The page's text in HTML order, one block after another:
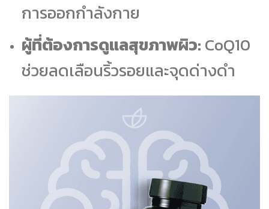
การออกกำลังกาย
ผู้ที่ต้องการดูแลสุขภาพผิว:CoQ10
ช่วยลดเลือนริ้วรอยและจุดด่างดำ